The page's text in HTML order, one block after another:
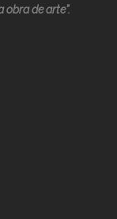
de arte”.